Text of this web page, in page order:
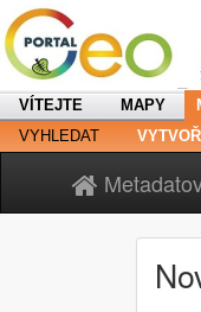
VÍTEJTE MAPY
VYHLEDAT